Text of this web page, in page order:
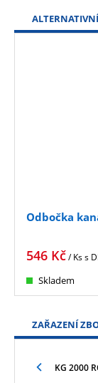
Odbočka
546 Kč/ Kss
Skladem
ZAŘAZENÍ
KG 2000